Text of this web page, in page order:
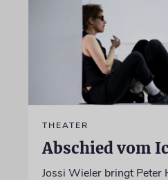
THEATER
Abschied vom
Jossi Wieler bringt Peter